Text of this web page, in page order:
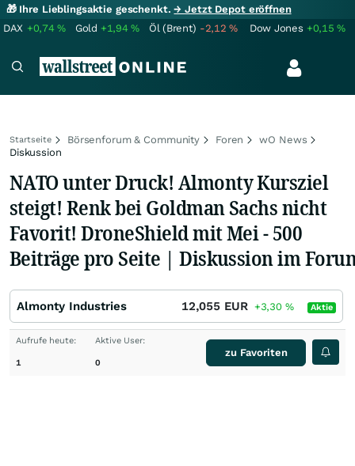
🎁 Ihre Lieblingsaktie geschenkt.→ Jetzt Depot eröffnen
DAX +0,74% Gold +1,94% Öl (Brent) -2,12% Dow Jones +0,15%
Startseite Börsenforum & Community Foren
wO News
Diskussion
NATO unter Druck! Almonty Kursziel
steigt! Renk bei Goldman Sachs nicht
Favorit! DroneShield mit Mei - 500
Beiträge pro Seite | Diskussion im
Almonty Industries 12,055 EUR +3,30 % Aktie
Aufrufe heute:
1
Aktive User:
0
zu Favoriten